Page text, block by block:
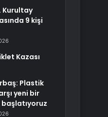
Kurultay
9 kişi
Kazası
Plastik
yeni bir